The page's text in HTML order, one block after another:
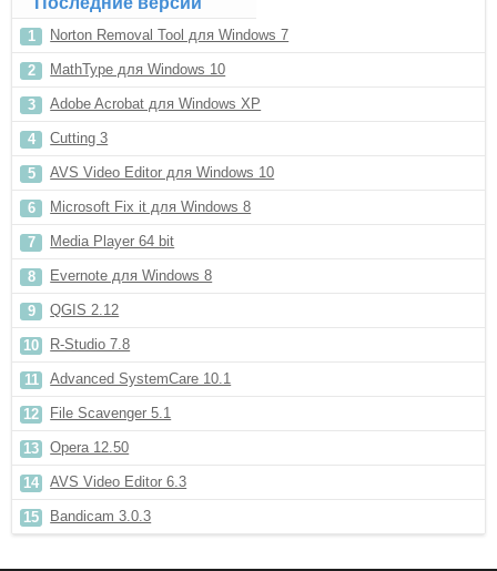
Norton Removal Tool для Windows 7
MathType для Windows 10
Adobe Acrobat для Windows XP
Cutting 3
AVS Video Editor для Windows 10
Microsoft Fix it для Windows 8
Media Player 64 bit
Evernote для Windows 8
QGIS 2.12
R-Studio 7.8
Advanced SystemCare 10.1
File Scavenger 5.1
Opera 12.50
AVS Video Editor 6.3
Bandicam 3.0.3